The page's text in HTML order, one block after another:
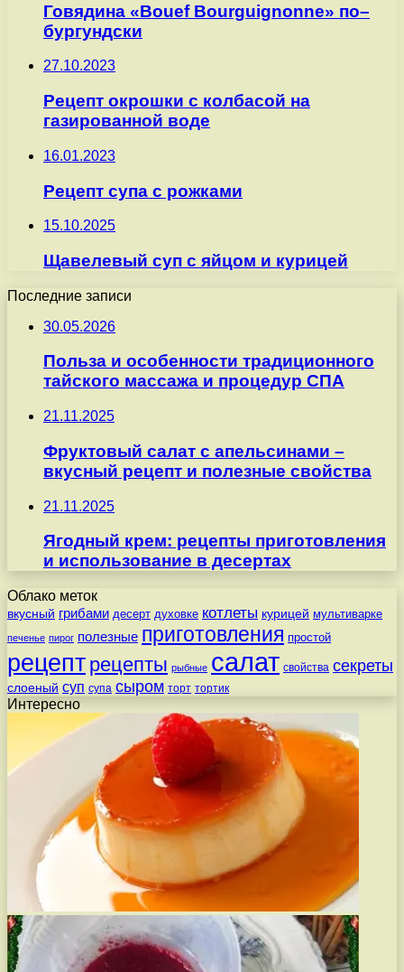
Говядина «Bouef Bourguignonne» по–
бургундски
27.10.2023
Рецепт окрошки с колбасой на
газированной воде
16.01.2023
Рецепт супа с рожками
15.10.2025
Щавелевый суп с яйцом и курицей
Последние записи
30.05.2026
Польза и особенности традиционного
тайского массажа и процедур СПА
21.11.2025
Фруктовый салат с апельсинами –
вкусный рецепт и полезные свойства
21.11.2025
Ягодный крем: рецепты приготовления
и использование в десертах
Облако меток
вкусный грибами десерт духовке котлеты курицей мультиварке
печенье пирог полезные приготовления простой
рецепт рецепты рыбные салат свойства секреты
слоеный суп супа сыром торт тортик
Интересно